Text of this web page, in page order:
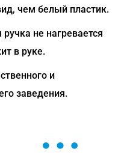
чем белый пластик.
не нагревается
в руке.
и
заведения.